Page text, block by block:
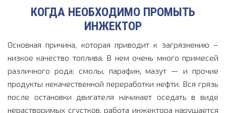
КОГДА НЕОБХОДИМО ПРОМЫТЬ
ИНЖЕКТОР
Основная причина, которая приводит к загрязнению –
низкое качество топлива. В нем очень много примесей
различного рода: смолы, парафин, мазут — и прочие
продукты некачественной переработки нефти. Вся грязь
после остановки двигателя начинает оседать в виде
нерастворимых сгустков, работа инжектора нарушается